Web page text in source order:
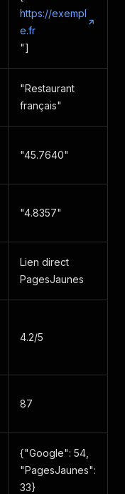
https://exempl
e.fr
"]
"Restaurant
français"
"45.7640"
"4.8357"
Lien direct
PagesJaunes
4.2/5
87
{"Google": 54,
"PagesJaunes":
33}